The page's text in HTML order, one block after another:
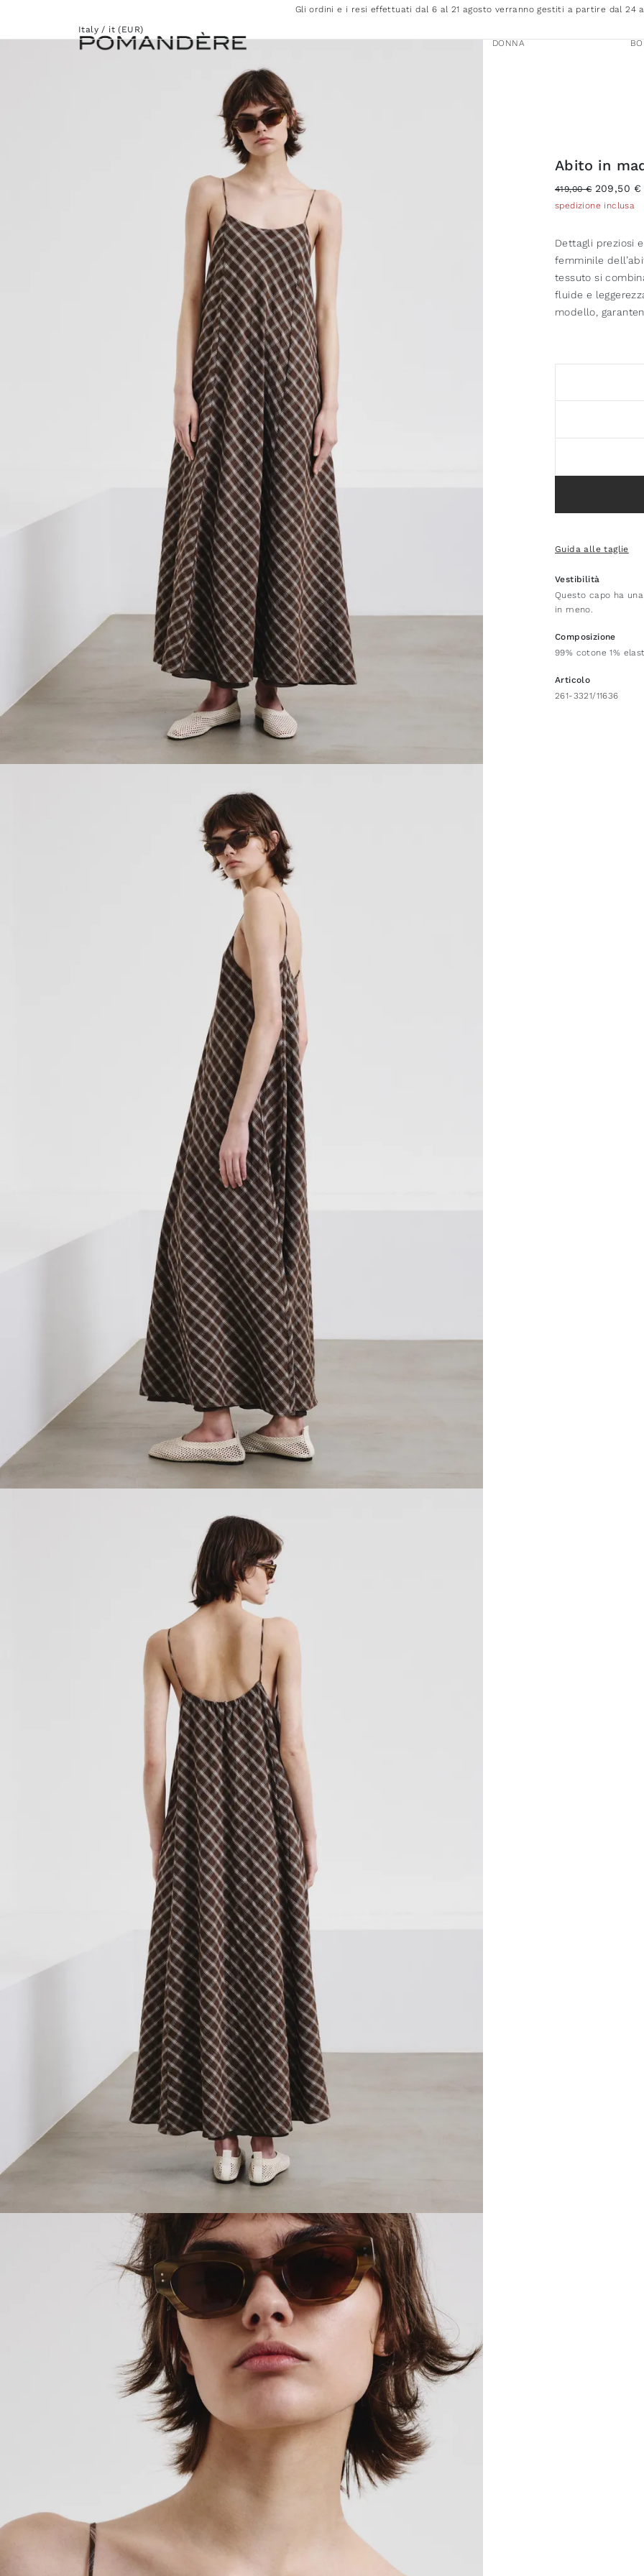
Gli ordini e i resi effettuati dal 6 al 21 agosto verranno gestiti a partire dal 24
Italy / it (EUR)
DONNA
Abito in
419,00 € 209,50 €
spedizione inclusa
Dettagli preziosi
femminile
tessuto si
fluide e
modello,
Guida alle taglie
Vestibilità
Questo capo ha
in meno.
Composizione
99% cotone 1%
Articolo
261-3321/11636